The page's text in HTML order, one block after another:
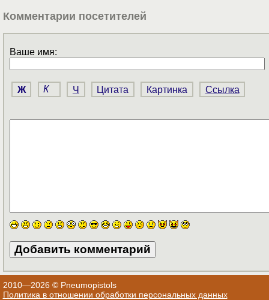
Комментарии посетителей
Ваше имя:
Ж К Ч Цитата Картинка Ссылка
2010—2026 © Pneumopistols
Политика в отношении обработки персональных данных